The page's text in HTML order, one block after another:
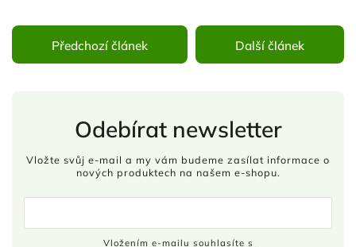
Předchozí článek Další článek
Odebírat newsletter
Vložte svůj e-mail a my vám budeme zasílat informace o
nových produktech na našem e-shopu.